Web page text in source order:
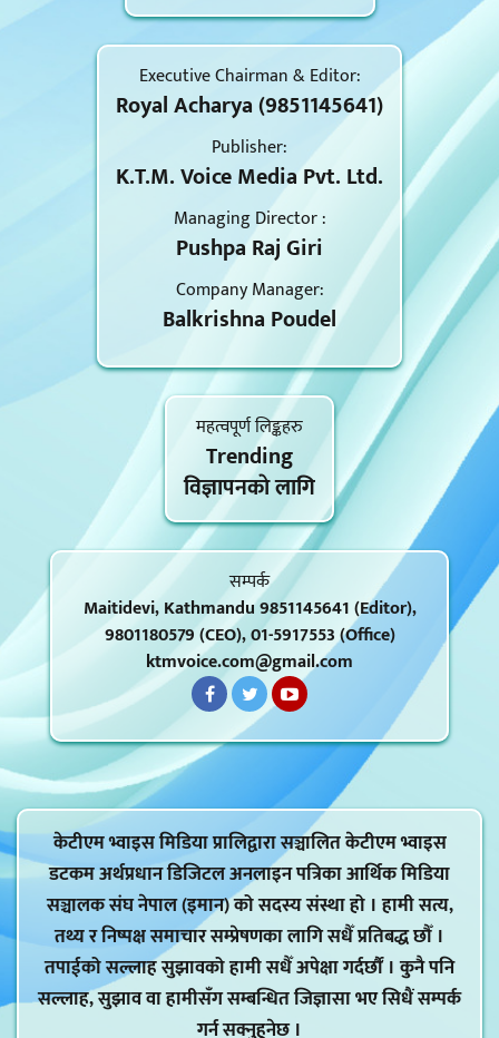
Executive Chairman & Editor:
Royal Acharya (9851145641)
Publisher:
K.T.M. Voice Media Pvt. Ltd.
Managing Director :
Pushpa Raj Giri
Company Manager:
Balkrishna Poudel
महत्वपूर्ण लिङ्कहरु
Trending
विज्ञापनकाे लागि
सम्पर्क
Maitidevi, Kathmandu 9851145641 (Editor),
9801180579 (CEO), 01-5917553 (Office)
ktmvoice.com@gmail.com
केटीएम भ्वाइस मिडिया प्रालिद्वारा सञ्चालित केटीएम भ्वाइस
डटकम अर्थप्रधान डिजिटल अनलाइन पत्रिका आर्थिक मिडिया
सञ्चालक संघ नेपाल (इमान) को सदस्य संस्था हो । हामी सत्य,
तथ्य र निष्पक्ष समाचार सम्प्रेषणका लागि सधैँ प्रतिबद्ध छौँ ।
तपाईको सल्लाह सुझावको हामी सधैँ अपेक्षा गर्दर्छौं । कुनै पनि
सल्लाह, सुझाव वा हामीसँग सम्बन्धित जिज्ञासा भए सिधैं सम्पर्क
गर्न सक्नुहुनेछ ।